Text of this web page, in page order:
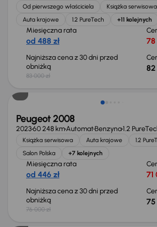
Od pierwszego właściciela
Książka serwisowa
Auta krajowe
1.2 PureTech +11 kolejnych
Miesięczna rata
od 488 zł 78
Najniższa cena z 30 dni przed
obniżką
83 000 zł
82
Taniej o 1 000 zł
Peugeot 2008
202360 248 kmAutomatBenzyna1.2
Książka serwisowa Auta krajowe
1.2
Salon Polska
+7 kolejnych
Miesięczna rata
od 446 zł 71
Najniższa cena z 30 dni przed
obniżką
76 000 zł
75
Możliwość odliczenia VAT